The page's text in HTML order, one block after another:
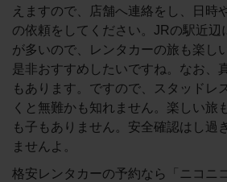
えますので、店舗へ連絡をし、日時
の依頼をしてください。JRの駅近辺
が多いので、レンタカーの旅も楽し
是非おすすめしたいですね。なお、
もあります。ですので、スタッドレ
くと無難かも知れません。楽しい旅
も子もありません。安全確認はし過
ませんよ。
格安レンタカーの予約なら「ニコニ